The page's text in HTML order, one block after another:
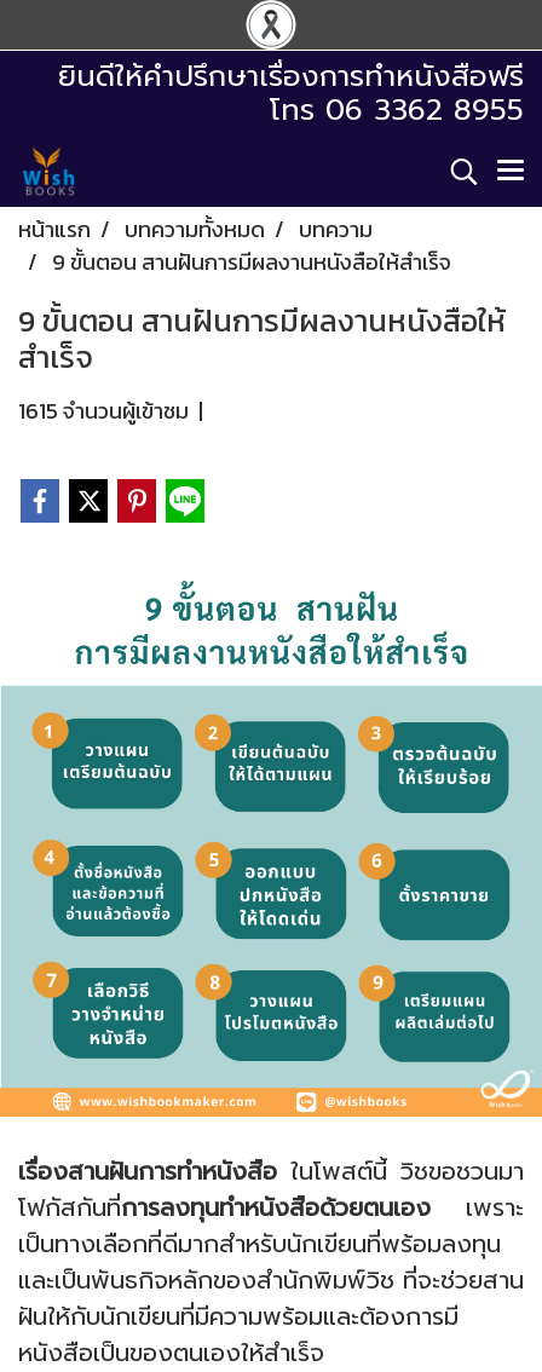
ยินดีให้คำปรึกษาเรื่องการทำหนังสือฟรี
โทร 06 3362 8955
หน้าแรก บทความทั้งหมด
บทความ
9 ขั้นตอน สานฝันการมีผลงานหนังสือให้สำเร็จ
9 ขั้นตอน สานฝันการมีผลงานหนังสือให้
สำเร็จ
1615 จำนวนผู้เข้าชม |
เรื่องสานฝันการทำหนังสือ ในโพสต์นี้ วิชขอชวนมา
โฟกัสกันที่การลงทุนทำหนังสือด้วยตนเอง เพราะ
เป็นทางเลือกที่ดีมากสำหรับนักเขียนที่พร้อมลงทุน
และเป็นพันธกิจหลักของสำนักพิมพ์วิช ที่จะช่วยสาน
ฝันให้กับนักเขียนที่มีความพร้อมและต้องการมี
หนังสือเป็นของตนเองให้สำเร็จ